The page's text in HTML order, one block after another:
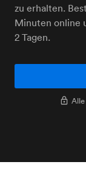
zu erhalten.
Minuten online
2 Tagen.